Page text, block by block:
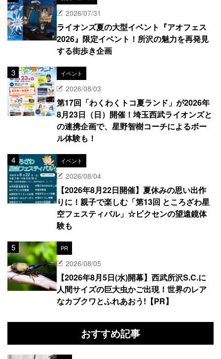
2026/07/31
ライオンズ夏の大型イベント『アオフェス
2026』限定イベント！所沢の魅力を再発見
する街歩き企画
イベント
2026/08/03
第17回「わくわくトコ夏ランド」が2026年
8月23日（日）開催！埼玉西武ライオンズと
の連携企画で、星野智樹コーチによるボー
ル体験も！
イベント
2026/08/04
【2026年8月22日開催】夏休みの思い出作
りに！親子で楽しむ「第13回 ところざわ星
空フェスティバル」☆ビクセンの望遠鏡体
験も
PR
2026/08/05
【2026年8月5日(水)開幕】西武所沢S.C.に
人間サイズの巨大虫かご出現！世界のレア
なカブクワとふれあおう!【PR】
おすすめ記事